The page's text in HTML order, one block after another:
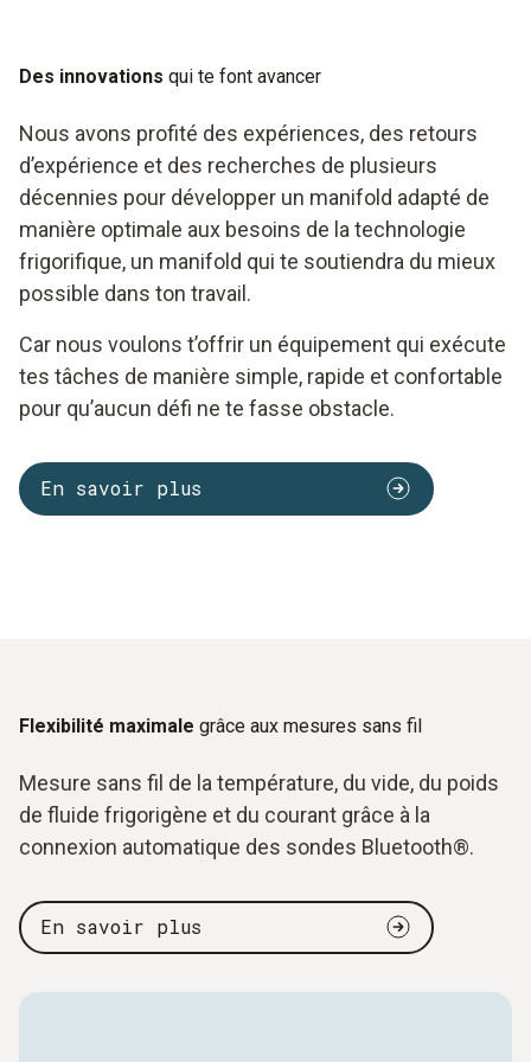
Des innovations qui te font avancer
Nous avons profité des expériences, des retours
d’expérience et des recherches de plusieurs
décennies pour développer un manifold adapté de
manière optimale aux besoins de la technologie
frigorifique, un manifold qui te soutiendra du mieux
possible dans ton travail.
Car nous voulons t’offrir un équipement qui exécute
tes tâches de manière simple, rapide et confortable
pour qu’aucun défi ne te fasse obstacle.
En savoir plus
Flexibilité maximale grâce aux mesures sans fil
Mesure sans fil de la température, du vide, du poids
de fluide frigorigène et du courant grâce à la
connexion automatique des sondes Bluetooth®.
En savoir plus